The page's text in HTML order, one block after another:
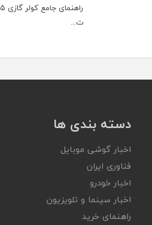
ت...
دسته بندی ها
اخبار گوشی موبایل
فناوری ایران
اخبار خودرو
اخبار سینما و تلویزیون
راهنمای خرید